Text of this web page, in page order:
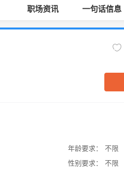
职场资讯 一句话信息
年龄要求：
不限
性别要求：
不限